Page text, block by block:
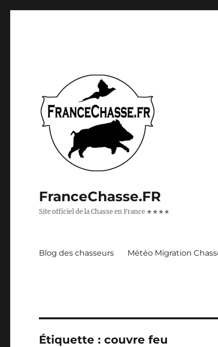
FranceChasse.FR
Site officiel de la Chasse en France ★★★★
Blog des chasseurs Météo Migration
Étiquette :couvre feu